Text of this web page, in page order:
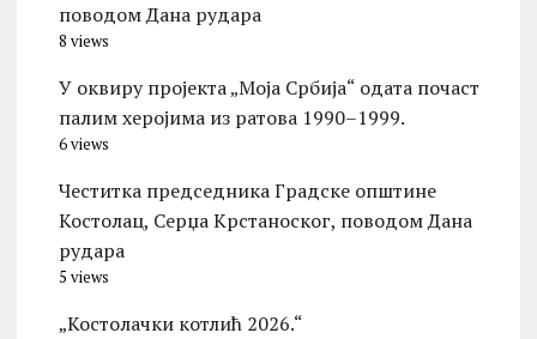
поводом Дана рудара
8 views
У оквиру пројекта „Моја Србија“ одата почаст
палим херојима из ратова 1990–1999.
6 views
Честитка председника Градске општине
Костолац, Серџа Крстаноског, поводом Дана
рудара
5 views
„Костолачки котлић 2026.“